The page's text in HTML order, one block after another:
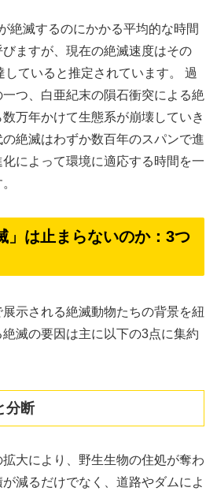
絶滅するのにかかる平均的な時間
ますが、現在の絶滅速度はその
していると推定されています。 過
つ、白亜紀末の隕石衝突による絶
万年かけて生態系が崩壊していき
絶滅はわずか数百年のスパンで進
によって環境に適応する時間を一
」は止まらないのか：3つ
示される絶滅動物たちの背景を紐
滅の要因は主に以下の3点に集約
分断
大により、野生生物の住処が奪わ
減るだけでなく、道路やダムによ